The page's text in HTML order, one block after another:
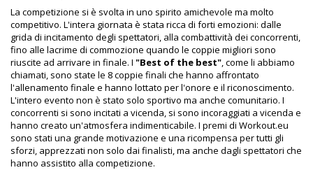
La competizione si è svolta in uno spirito amichevole ma molto
competitivo. L'intera giornata è stata ricca di forti emozioni: dalle
grida di incitamento degli spettatori, alla combattività dei concorrenti,
fino alle lacrime di commozione quando le coppie migliori sono
riuscite ad arrivare in finale. I "Best of the best" , come li abbiamo
chiamati, sono state le 8 coppie finali che hanno affrontato
l'allenamento finale e hanno lottato per l'onore e il riconoscimento.
L'intero evento non è stato solo sportivo ma anche comunitario. I
concorrenti si sono incitati a vicenda, si sono incoraggiati a vicenda e
hanno creato un'atmosfera indimenticabile. I premi di Workout.eu
sono stati una grande motivazione e una ricompensa per tutti gli
sforzi, apprezzati non solo dai finalisti, ma anche dagli spettatori che
hanno assistito alla competizione.